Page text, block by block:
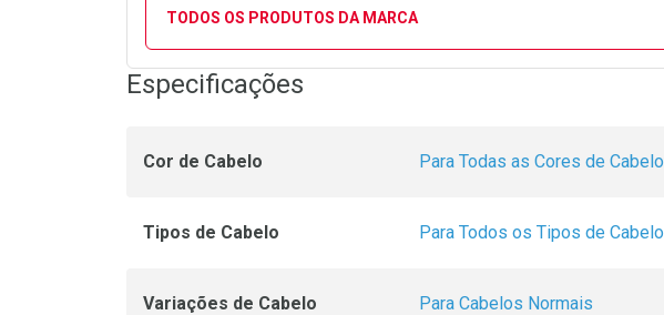
TODOS OS PRODUTOS DA MARCA
Especificações
Cor de Cabelo Para Todas as Cores de Cabelo
Tipos de Cabelo Para Todos os Tipos de Cabelo
Variações de Cabelo Para Cabelos Normais